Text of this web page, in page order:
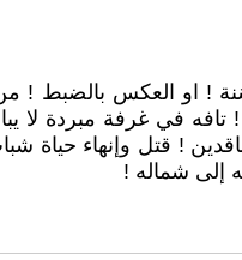
او العكس بالضبط ! من
في غرفة مبردة لا
! قتل وإنهاء حياة
إلى شماله !